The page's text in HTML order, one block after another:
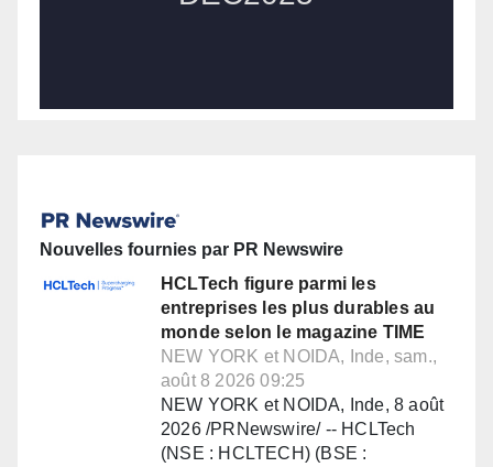
Nouvelles fournies par PR Newswire
HCLTech figure parmi les
entreprises les plus durables au
monde selon le magazine TIME
NEW YORK et NOIDA, Inde, sam.,
août 8 2026 09:25
NEW YORK et NOIDA, Inde, 8 août
2026 /PRNewswire/ -- HCLTech
(NSE : HCLTECH) (BSE :